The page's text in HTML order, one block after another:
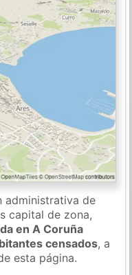
administrativa de
capital de zona,
en A Coruña
censados, a
esta página.